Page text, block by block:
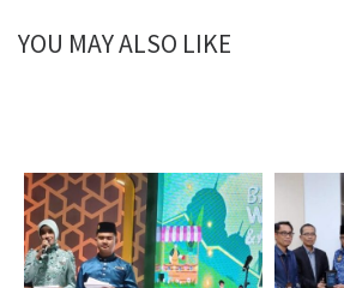
YOU MAY ALSO LIKE